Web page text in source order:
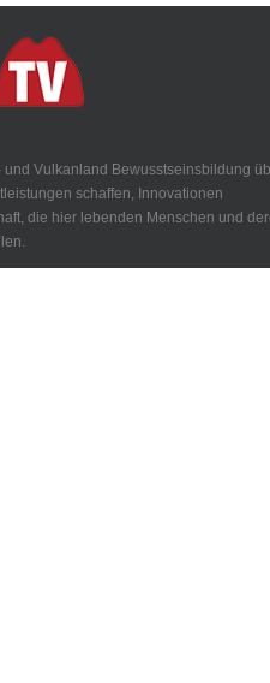
und Vulkanland Bewusstseinsbildung
schaffen, Innovationen
die hier lebenden Menschen und